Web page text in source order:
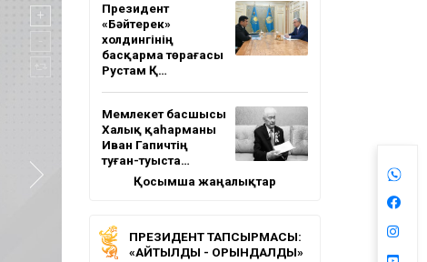
Президент
«Бәйтерек»
холдингінің
басқарма төрағасы
Рустам Қ…
Мемлекет басшысы
Халық қаһарманы
Иван Гапичтің
туған-туыста…
Қосымша жаңалықтар
ПРЕЗИДЕНТ ТАПСЫРМАСЫ:
«АЙТЫЛДЫ - ОРЫНДАЛДЫ»